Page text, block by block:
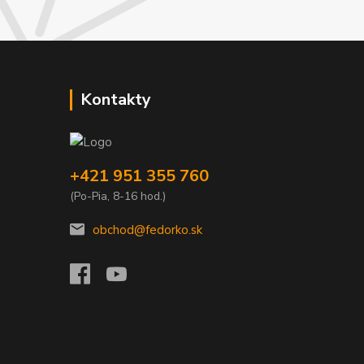
Kontakty
+421 951 355 760
(Po-Pia, 8-16 hod.)
obchod@fedorko.sk